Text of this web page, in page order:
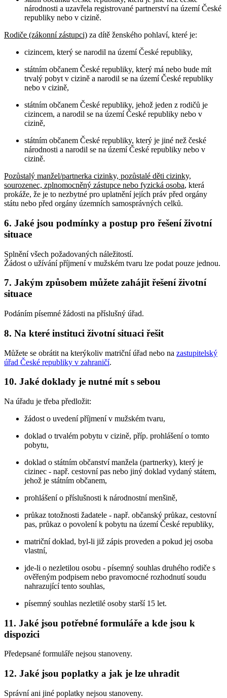
národnosti a uzavřela registrované partnerství na území České
republiky nebo v cizině.
Rodiče (zákonní zástupci) za dítě ženského pohlaví, které je:
cizincem, který se narodil na území České republiky,
státním občanem České republiky, který má nebo bude mít
trvalý pobyt v cizině a narodil se na území České republiky
nebo v cizině,
státním občanem České republiky, jehož jeden z rodičů je
cizincem, a narodil se na území České republiky nebo v
cizině,
státním občanem České republiky, který je jiné než české
národnosti a narodil se na území České republiky nebo v
cizině.
Pozůstalý manžel/partnerka cizinky, pozůstalé děti cizinky,
sourozenec, zplnomocněný zástupce nebo fyzická osoba, která
prokáže, že je to nezbytné pro uplatnění jejích práv před orgány
státu nebo před orgány územních samosprávných celků.
6. Jaké jsou podmínky a postup pro řešení životní
situace
Splnění všech požadovaných náležitostí.
Žádost o užívání příjmení v mužském tvaru lze podat pouze jednou.
7. Jakým způsobem můžete zahájit řešení životní
situace
Podáním písemné žádosti na příslušný úřad.
8. Na které instituci životní situaci řešit
Můžete se obrátit na kterýkoliv matriční úřad nebo na zastupitelský
úřad České republiky v zahraničí.
10. Jaké doklady je nutné mít s sebou
Na úřadu je třeba předložit:
žádost o uvedení příjmení v mužském tvaru,
doklad o trvalém pobytu v cizině, příp. prohlášení o tomto
pobytu,
doklad o státním občanství manžela (partnerky), který je
cizinec - např. cestovní pas nebo jiný doklad vydaný státem,
jehož je státním občanem,
prohlášení o příslušnosti k národnostní menšině,
průkaz totožnosti žadatele - např. občanský průkaz, cestovní
pas, průkaz o povolení k pobytu na území České republiky,
matriční doklad, byl-li již zápis proveden a pokud jej osoba
vlastní,
jde-li o nezletilou osobu - písemný souhlas druhého rodiče s
ověřeným podpisem nebo pravomocné rozhodnutí soudu
nahrazující tento souhlas,
písemný souhlas nezletilé osoby starší 15 let.
11. Jaké jsou potřebné formuláře a kde jsou k
dispozici
Předepsané formuláře nejsou stanoveny.
12. Jaké jsou poplatky a jak je lze uhradit
Správní ani jiné poplatky nejsou stanoveny.